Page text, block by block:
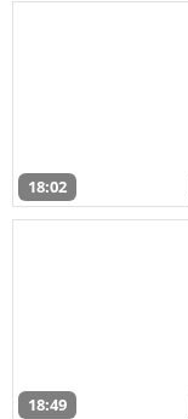
18:02
18:49